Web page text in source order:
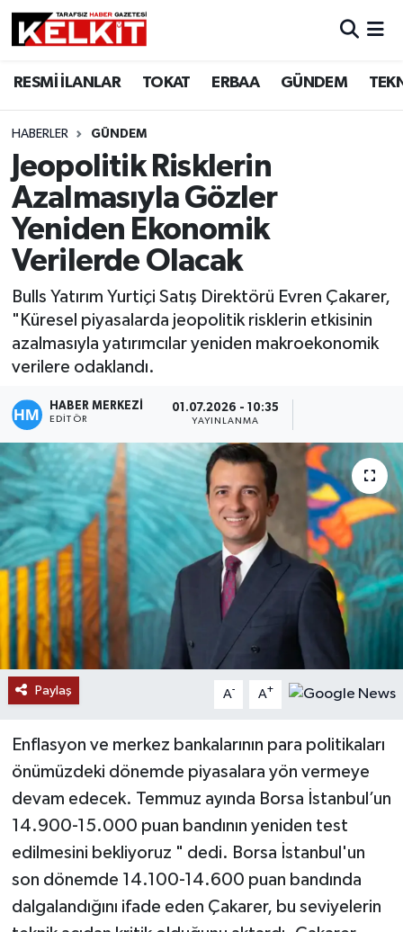
RESMİ İLANLAR TOKAT ERBAA GÜNDEM
HABERLER GÜNDEM
Jeopolitik Risklerin
Azalmasıyla Gözler
Yeniden Ekonomik
Verilerde Olacak
Bulls Yatırım Yurtiçi Satış Direktörü Evren Çakarer,
"Küresel piyasalarda jeopolitik risklerin etkisinin
azalmasıyla yatırımcılar yeniden makroekonomik
verilere odaklandı.
HABER MERKEZİ
EDITÖR
01.07.2026 - 10:35
YAYINLANMA
Paylaş A- A+
Enflasyon ve merkez bankalarının para politikaları
önümüzdeki dönemde piyasalara yön vermeye
devam edecek. Temmuz ayında Borsa İstanbul’un
14.900-15.000 puan bandının yeniden test
edilmesini bekliyoruz " dedi. Borsa İstanbul'un
son dönemde 14.100-14.600 puan bandında
dalgalandığını ifade eden Çakarer, bu seviyelerin